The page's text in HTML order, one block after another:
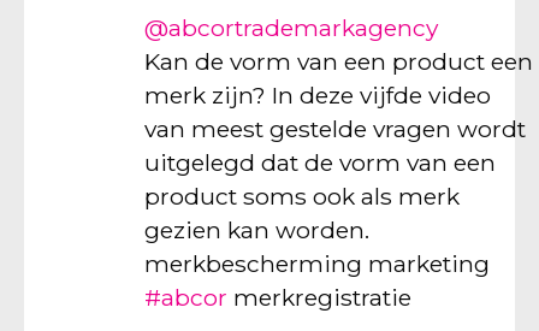
@abcortrademarkagency
Kan de vorm van een product een
merk zijn? In deze vijfde video
van meest gestelde vragen wordt
uitgelegd dat de vorm van een
product soms ook als merk
gezien kan worden.
merkbescherming marketing
#abcor merkregistratie